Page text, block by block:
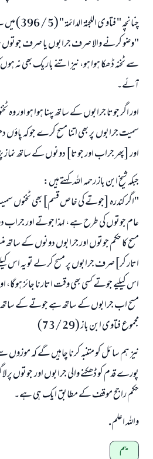
چنانچہ " فتاوى اللجنة الدائمة " (5 / 396) میں ہے کہ:
"وضو کرنے والا صرف جرابوں یا صرف جوتوں
سے ٹخنہ ڈھکا ہوا ہو، نیز اتنے باریک بھی نہ
آئے۔
اور اگر جوتا جرابوں کے ساتھ پہنا ہوا ہو اور
سمیت جرابوں پر بھی اتنا مسح کرے جو کہ
اور [پھر جراب اور جوتا] دونوں کے ساتھ
جبکہ شیخ ابن باز رحمہ اللہ کہتے ہیں:
"اگر کندرہ [جوتے کی خاص قسم] بھی ٹخنوں
عام جوتوں کی طرح ہے ، لہذا جوتے اور جراب
مسح کا حکم جوتوں اور جرابوں دونوں کے ساتھ
اتار کر]صرف جرابوں پر مسح کر لے تو یہ اس
اس کیلیے جوتے کسی بھی وقت اتارنا جائز ہوگا،
مسح اب جرابوں کے ساتھ ہے جوتے کے ساتھ
مجموع فتاوى ابن باز (29 /73)
نیز ہم سائل کو متنبہ کرنا چاہیں گے کہ
پورے قدم کو ڈھکنے والی جرابوں اور جوتوں پر
حکم راجح موقف کے مطابق ایک ہی ہے۔
واللہ اعلم.
تیمم